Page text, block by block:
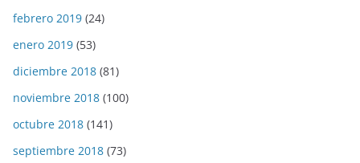
febrero 2019 (24)
enero 2019 (53)
diciembre 2018 (81)
noviembre 2018 (100)
octubre 2018 (141)
septiembre 2018 (73)